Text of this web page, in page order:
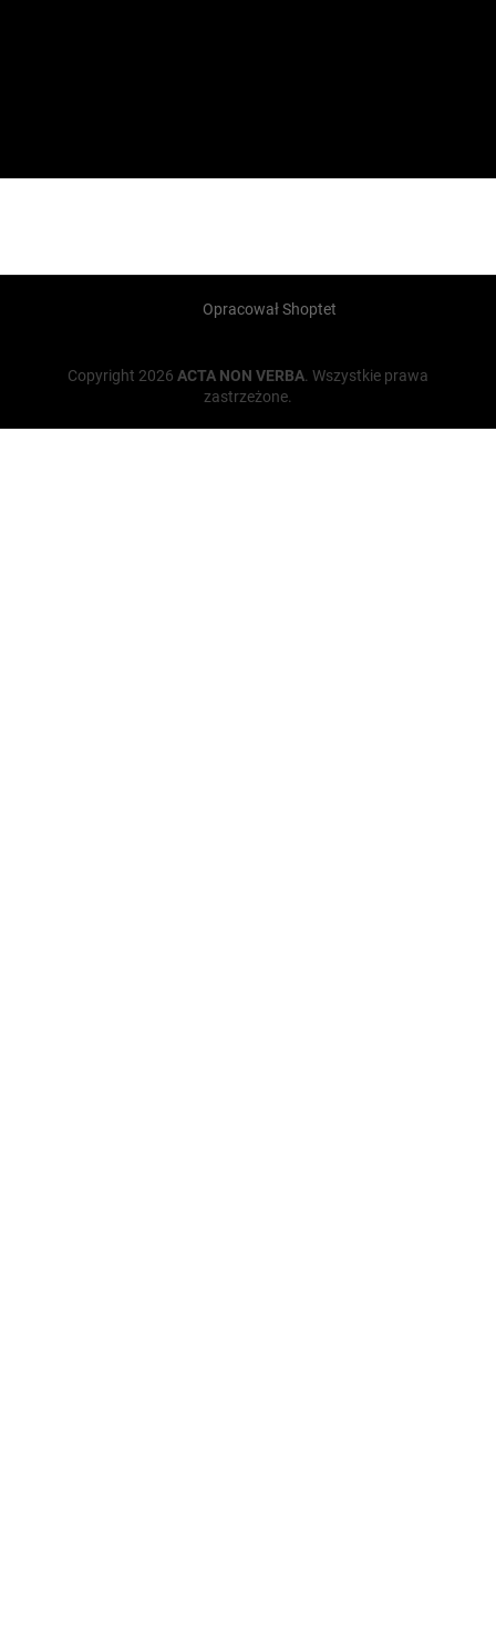
Opracował Shoptet
Copyright 2026 ACTA NON VERBA. Wszystkie prawa
zastrzeżone.